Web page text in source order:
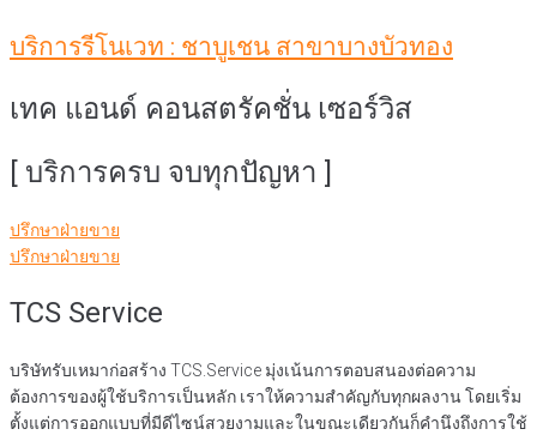
บริการรีโนเวท : ชาบูเชน สาขาบางบัวทอง
เทค แอนด์ คอนสตรัคชั่น เซอร์วิส
[ บริการครบ จบทุกปัญหา ]
ปรึกษาฝ่ายขาย
ปรึกษาฝ่ายขาย
TCS Service
บริษัทรับเหมาก่อสร้าง TCS.Service มุ่งเน้นการตอบสนองต่อความ
ต้องการของผู้ใช้บริการเป็นหลัก เราให้ความสำคัญกับทุกผลงาน โดยเริ่ม
ตั้งแต่การออกแบบที่มีดีไซน์สวยงามและในขณะเดียวกันก็คำนึงถึงการใช้